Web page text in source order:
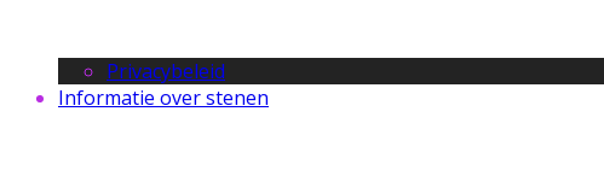
Privacybeleid
Informatie over stenen